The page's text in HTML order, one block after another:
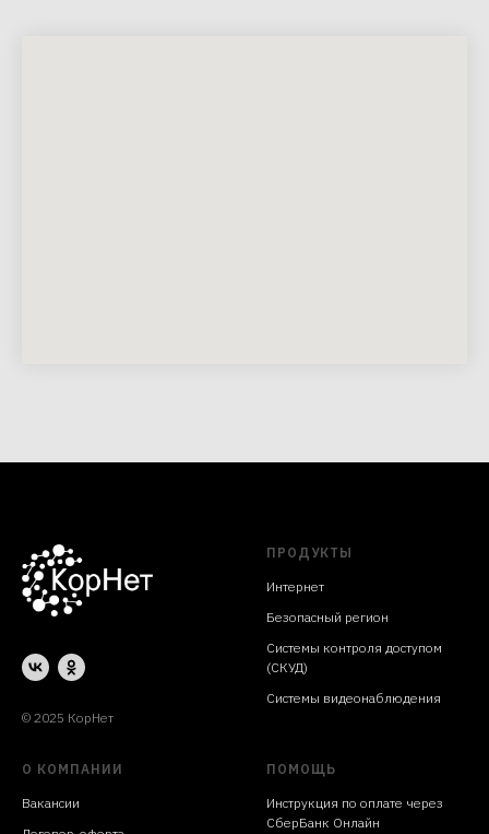
© 2025 КорНет
ПРОДУКТЫ
Интернет
Безопасный регион
Системы контроля доступом
(СКУД)
Системы видеонаблюдения
О КОМПАНИИ
Вакансии
ПОМОЩЬ
Инструкция по оплате через
СберБанк Онлайн